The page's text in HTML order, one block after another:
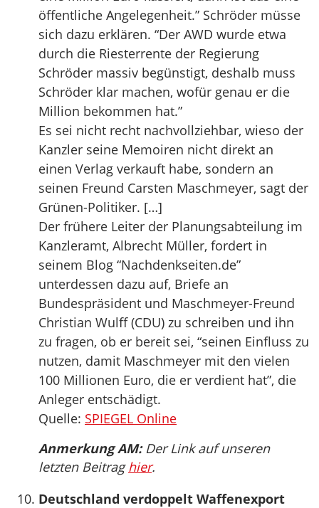
öffentliche Angelegenheit.” Schröder müsse
sich dazu erklären. “Der AWD wurde etwa
durch die Riesterrente der Regierung
Schröder massiv begünstigt, deshalb muss
Schröder klar machen, wofür genau er die
Million bekommen hat.”
Es sei nicht recht nachvollziehbar, wieso der
Kanzler seine Memoiren nicht direkt an
einen Verlag verkauft habe, sondern an
seinen Freund Carsten Maschmeyer, sagt der
Grünen-Politiker. […]
Der frühere Leiter der Planungsabteilung im
Kanzleramt, Albrecht Müller, fordert in
seinem Blog “Nachdenkseiten.de”
unterdessen dazu auf, Briefe an
Bundespräsident und Maschmeyer-Freund
Christian Wulff (CDU) zu schreiben und ihn
zu fragen, ob er bereit sei, “seinen Einfluss zu
nutzen, damit Maschmeyer mit den vielen
100 Millionen Euro, die er verdient hat”, die
Anleger entschädigt.
Quelle: SPIEGEL Online
Anmerkung AM:Der Link auf unseren
letzten Beitraghier.
Deutschland verdoppelt Waffenexport